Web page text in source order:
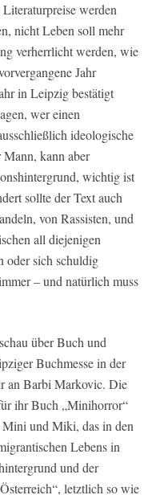
werden
nicht Leben soll mehr
verherrlicht werden, wie
Jahr
in Leipzig bestätigt
wer einen
ideologische
kann aber
wichtig ist
sollte der Text auch
von Rassisten, und
all diejenigen
oder sich schuldig
– und natürlich muss
über Buch und
Buchmesse in der
an Barbi Markovic. Die
ihr Buch „Minihorror“
Mini und Miki, das in den
Lebens in
und der
letztlich so wie